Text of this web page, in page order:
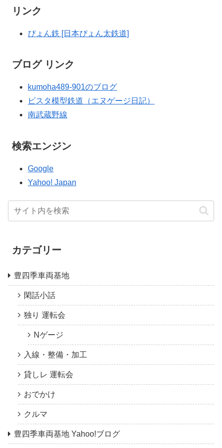
リンク
ぴょん鉄 [日本ぴょん太鉄道]
ブログ リンク
kumoha489-901のブログ
ビスタ模型鉄道（エヌゲージ日記）
南武蔵野線
検索エンジン
Google
Yahoo! Japan
カテゴリー
豊四季車両基地
閑話小話
独り 運転会
Nゲージ
入線・整備・加工
貸しレ 運転会
おでかけ
クルマ
豊四季車両基地 Yahoo!ブログ